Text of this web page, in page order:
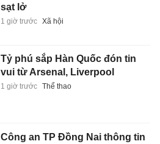
sạt lở
1 giờ trước Xã hội
Tỷ phú sắp Hàn Quốc đón tin
vui từ Arsenal, Liverpool
1 giờ trước Thể thao
Công an TP Đồng Nai thông tin